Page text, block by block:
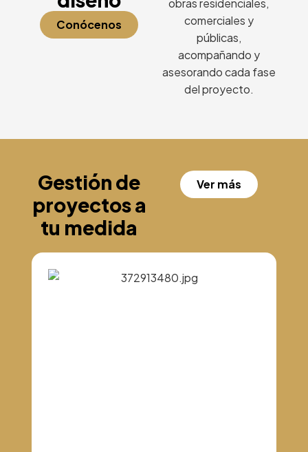
Conócenos
obras residenciales,
comerciales y
públicas,
acompañando y
asesorando cada fase
del proyecto.
Gestión de
proyectos a
tu medida
Ver más